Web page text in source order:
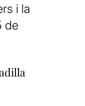
i la
de